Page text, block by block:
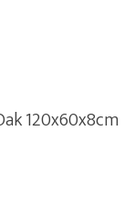
120x60x8cm